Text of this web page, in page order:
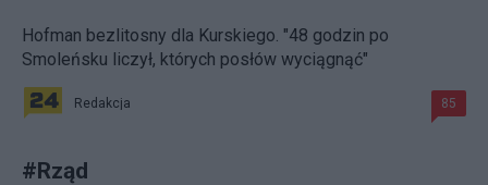
Hofman bezlitosny dla Kurskiego. "48 godzin po
Smoleńsku liczył, których posłów wyciągnąć"
Redakcja 85
#Rząd